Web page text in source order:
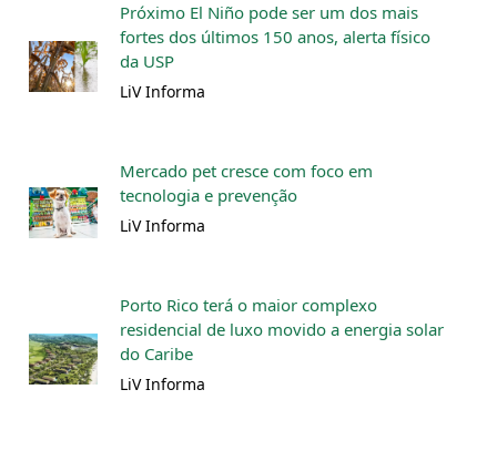
Próximo El Niño pode ser um dos mais
fortes dos últimos 150 anos, alerta físico
da USP
LiV Informa
Mercado pet cresce com foco em
tecnologia e prevenção
LiV Informa
Porto Rico terá o maior complexo
residencial de luxo movido a energia solar
do Caribe
LiV Informa